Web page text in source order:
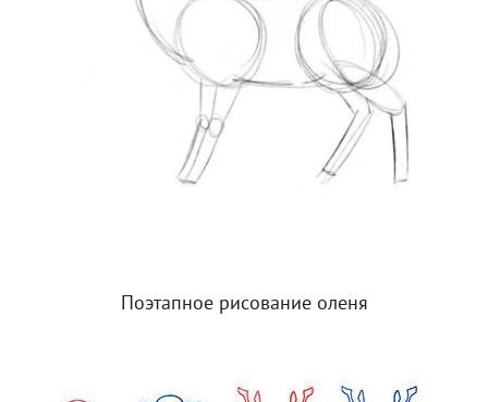
Поэтапное рисование оленя